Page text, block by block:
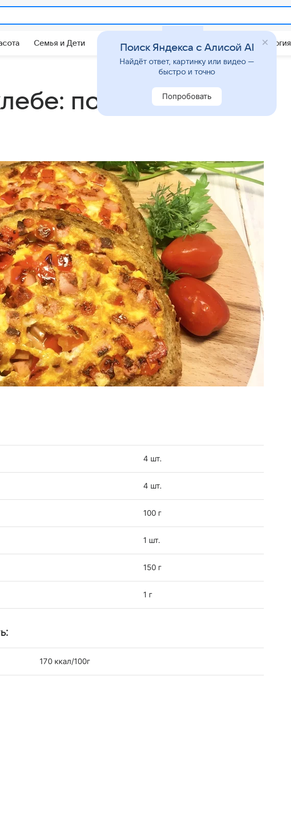
Семья и Дети Гороскопы Стиль жизни Психология
пошаговый
4 шт.
4 шт.
100 г
1 шт.
150 г
1 г
170 ккал/100г
Поиск Яндекса с Алисой AI
Найдёт ответ, картинку или видео —
быстро и точно
Попробовать